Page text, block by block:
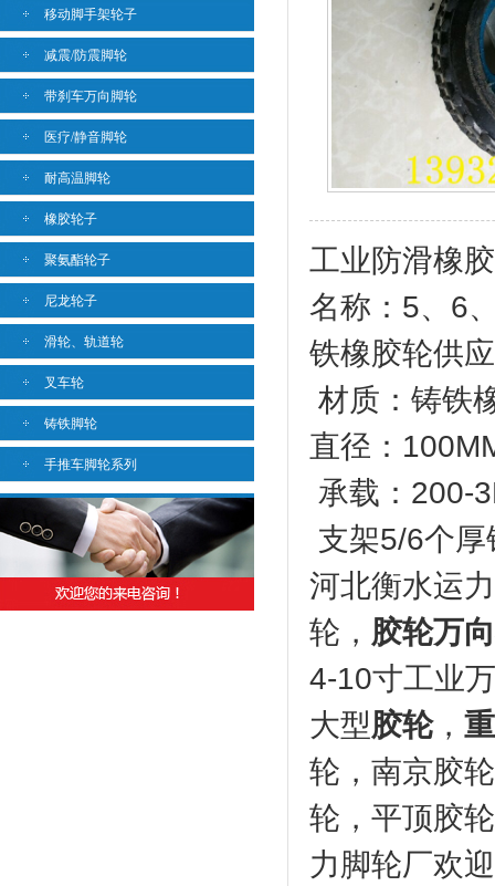
移动脚手架轮子
减震/防震脚轮
带刹车万向脚轮
医疗/静音脚轮
耐高温脚轮
橡胶轮子
聚氨酯轮子
尼龙轮子
滑轮、轨道轮
叉车轮
铸铁脚轮
手推车脚轮系列
工业防滑橡
名称：5、6
铁橡胶轮供
材质：铸铁
直径：
承载：200-
支架5/6个
河北衡水运
轮， 胶轮万
4-10寸工业
大型胶轮，
轮，南京胶
轮，平顶胶
力脚轮厂欢